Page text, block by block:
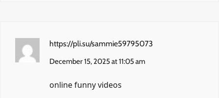
https://pli.su/sammie59795073
December 15, 2025 at 11:05 am
online funny videos